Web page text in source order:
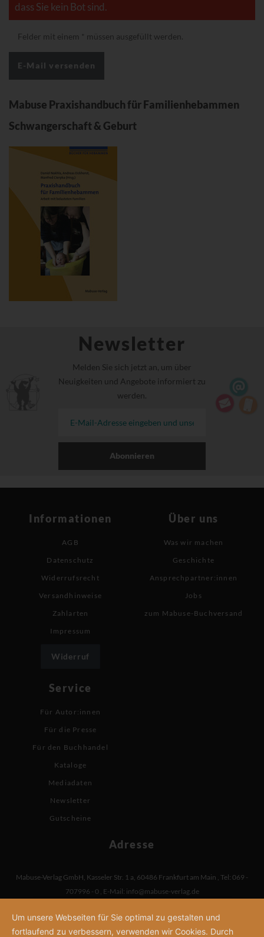
dass Sie kein Bot sind.
Felder mit einem müssen ausgefüllt werden.
Mabuse Praxishandbuch für Familienhebammen
Schwangerschaft & Geburt
Newsletter
Melden Sie sich jetzt an, um über
Neuigkeiten und Angebote informiert zu
werden.
Abonnieren
Informationen
AGB
Datenschutz
Widerrufsrecht
Versandhinweise
Zahlarten
Impressum
Widerruf
Über uns
Was wir machen
Geschichte
Ansprechpartner:innen
Jobs
zum Mabuse-Buchversand
Service
Für Autor:innen
Für die Presse
Für den Buchhandel
Kataloge
Mediadaten
Newsletter
Gutscheine
Adresse
Mabuse-Verlag GmbH, Kasseler Str. 1 a, 60486 Frankfurt am Main , Tel: 069 -
707996 - 0 , E-Mail: info@mabuse-verlag.de
Um unsere Webseiten für Sie optimal zu gestalten und
fortlaufend zu verbessern, verwenden wir Cookies. Durch